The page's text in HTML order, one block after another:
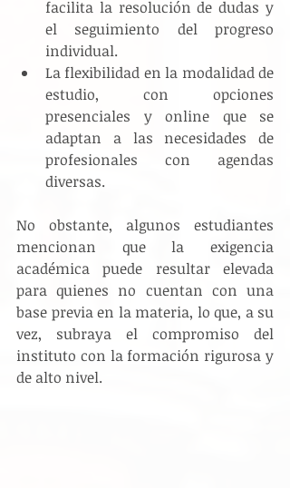
facilita la resolución de dudas y
el seguimiento del progreso
individual.
La flexibilidad en la modalidad de
estudio, con opciones
presenciales y online que se
adaptan a las necesidades de
profesionales con agendas
diversas.
No obstante, algunos estudiantes
mencionan que la exigencia
académica puede resultar elevada
para quienes no cuentan con una
base previa en la materia, lo que, a su
vez, subraya el compromiso del
instituto con la formación rigurosa y
de alto nivel.